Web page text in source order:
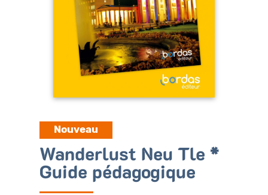
Bénéficiez de tarifs préférentiels
Téléchargez des ressources gratuites
Recevez des informations sur nos nouveautés
Nouveau
Wanderlust Neu Tle *
Guide pédagogique